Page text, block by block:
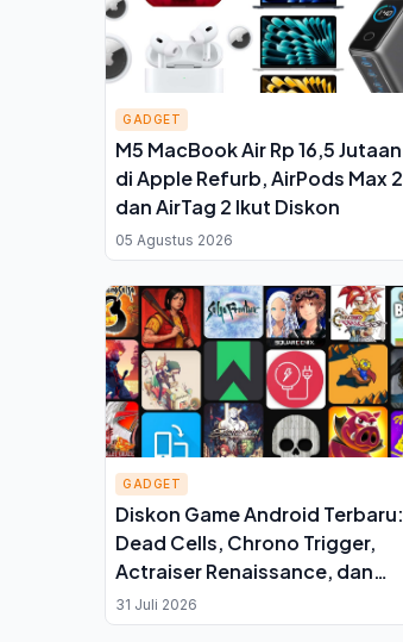
GADGET
M5 MacBook Air Rp 16,5 Jutaan
di Apple Refurb, AirPods Max 2
dan AirTag 2 Ikut Diskon
05 Agustus 2026
GADGET
Diskon Game Android Terbaru:
Dead Cells, Chrono Trigger,
Actraiser Renaissance, dan
Thronefall
31 Juli 2026